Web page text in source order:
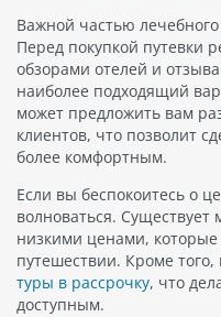
Важной частью
Перед покупкой путевки
обзорами отелей и
наиболее подходящий
может предложить вам
клиентов, что позволит
более комфортным.
Если вы беспокоитесь о
волноваться.
низкими ценами,
путешествии. Кроме
туры в рассрочку, что
доступным.